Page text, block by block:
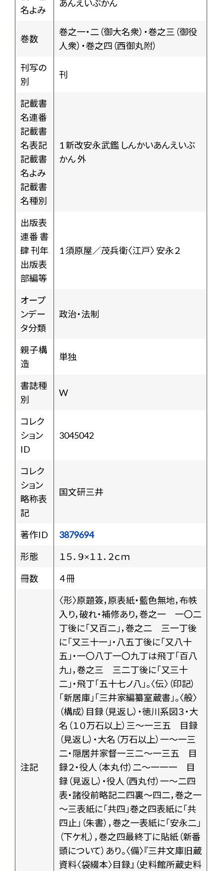
名よみ
あんえいぶかん
巻数
巻之一・二（御大名衆）・巻之三（御役
人衆）・巻之四（西御丸附）
刊写の
別
刊
記載書
名連番
記載書
名表記
記載書
名よみ
記載書
名種別
1 新改安永武鑑 しんかいあんえいぶ
かん 外
出版表
連番 書
肆 刊年
出版表
部編等
1 須原屋／茂兵衛〈江戸〉 安永２
オープ
ンデー
タ分類
政治・法制
親子構
造
単独
書誌種
別
W
コレク
ション
ID
3045042
コレク
ション
略称表
記
国文研三井
著作ID
3879694
形態
１５．９×１１．２ｃｍ
冊数
４冊
注記
〈形〉原題簽，原表紙・藍色無地，布帙
入り，破れ・補修あり，巻之一 一〇二
丁後に「又百二」，巻之二 三一丁後
に「又三十一」・八五丁後に「又八十
五」・一〇八丁一〇九丁は飛丁「百八
九」，巻之三 三二丁後に「又三十
二」・飛丁「五十七ノ八」。〈伝〉（印記）
「新居庫」「三井家編纂室蔵書」。〈般〉
（構成）目録（見返し）・徳川系図３・大
名（１０万石以上）三～一三五 目録
（見返し）・大名（万石以上）一～一三
二・隠居并家督一三二～一三五 目
録２・役人（本丸付）二～一一一 目
録（見返し）・役人（西丸付）一～二四
表・諸役前略記二四裏～四二，巻之一
～三表紙に「共四」巻之四表紙に「共
四止」（朱書），巻之一表紙に「安永二」
（下ケ札），巻之四最終丁に貼紙（新番
頭について）あり。〈備〉『三井文庫旧蔵
資料〈袋綴本〉目録』（史料館所蔵史料